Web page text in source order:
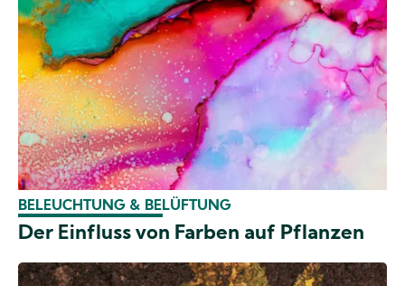
BELEUCHTUNG & BELÜFTUNG
Der Einfluss von Farben auf Pflanzen